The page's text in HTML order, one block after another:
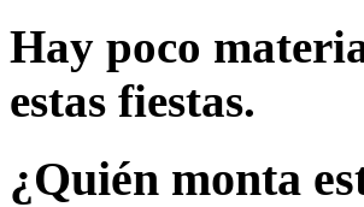
Hay poco
estas fiestas.
¿Quién monta